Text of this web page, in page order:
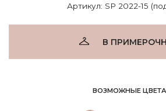
Артикул: SP 2022-15
В
ВОЗМОЖНЫЕ